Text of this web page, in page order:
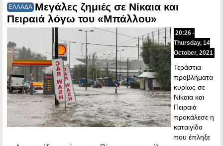
ΕΛΛΑΔΑ Μεγάλες ζημιές σε Νίκαια και
Πειραιά λόγω του «Μπάλλου»
20:26 -
Thursday, 14
October, 2021
Τεράστια
προβλήματα
κυρίως σε
Νίκαια και
Πειραιά
προκάλεσε η
καταιγίδα
που έπληξε